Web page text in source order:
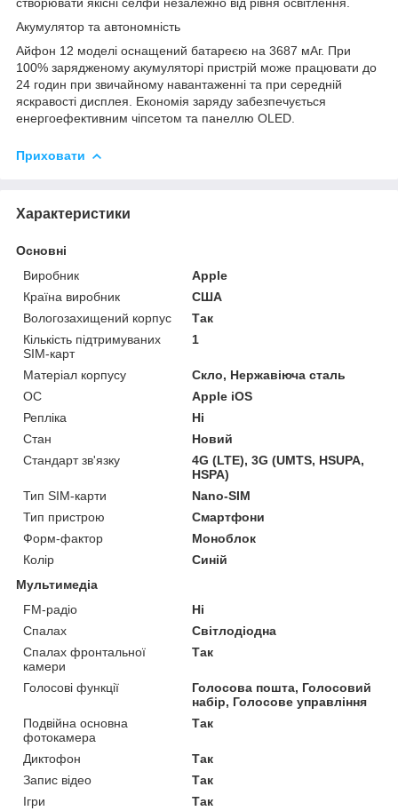
Акумулятор та автономність
Айфон 12 моделі оснащений батареєю на 3687 мАг. При
100% зарядженому акумуляторі пристрій може працювати до
24 годин при звичайному навантаженні та при середній
яскравості дисплея. Економія заряду забезпечується
енергоефективним чіпсетом та панеллю OLED.
Приховати
Характеристики
Основні
Виробник
Apple
Країна виробник
США
Вологозахищений корпус
Так
Кількість підтримуваних
SIM-карт
1
Матеріал корпусу
Скло, Нержавіюча сталь
ОС
Apple iOS
Репліка
Ні
Стан
Новий
Стандарт зв'язку
4G (LTE), 3G (UMTS, HSUPA,
HSPA)
Тип SIM-карти
Nano-SIM
Тип пристрою
Смартфони
Форм-фактор
Моноблок
Колір
Синій
Мультимедіа
FM-радіо
Ні
Спалах
Світлодіодна
Спалах фронтальної
камери
Так
Голосові функції
Голосова пошта, Голосовий
набір, Голосове управління
Подвійна основна
фотокамера
Так
Диктофон
Так
Запис відео
Так
Ігри
Так